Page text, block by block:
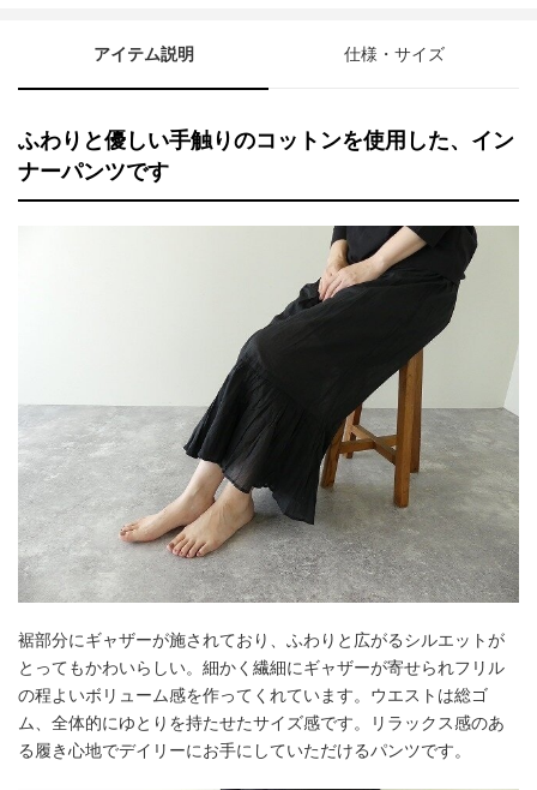
アイテム説明 仕様・サイズ
ふわりと優しい手触りのコットンを使用した、イン
ナーパンツです
裾部分にギャザーが施されており、ふわりと広がるシルエットが
とってもかわいらしい。細かく繊細にギャザーが寄せられフリル
の程よいボリューム感を作ってくれています。ウエストは総ゴ
ム、全体的にゆとりを持たせたサイズ感です。リラックス感のあ
る履き心地でデイリーにお手にしていただけるパンツです。